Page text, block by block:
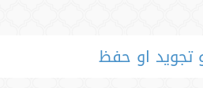
تجوید او حفظ